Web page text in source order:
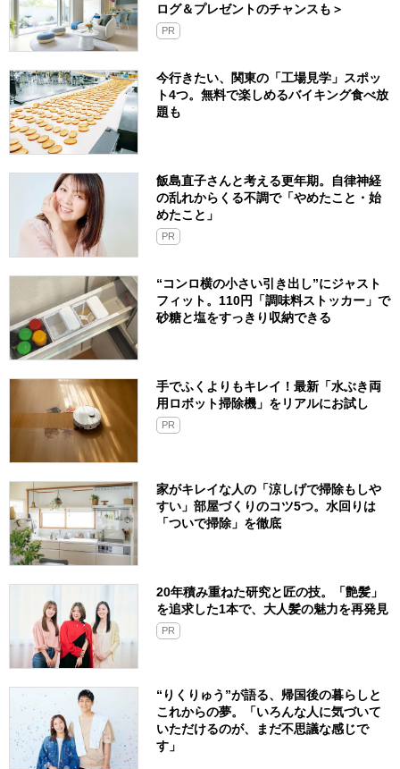
ログ＆プレゼントのチャンスも＞
PR
今行きたい、関東の「工場見学」スポッ
ト4つ。無料で楽しめるバイキング食べ放
題も
飯島直子さんと考える更年期。自律神経
の乱れからくる不調で「やめたこと・始
めたこと」
PR
“コンロ横の小さい引き出し”にジャスト
フィット。110円「調味料ストッカー」で
砂糖と塩をすっきり収納できる
手でふくよりもキレイ！最新「水ぶき両
用ロボット掃除機」をリアルにお試し
PR
家がキレイな人の「涼しげで掃除もしや
すい」部屋づくりのコツ5つ。水回りは
「ついで掃除」を徹底
20年積み重ねた研究と匠の技。「艶髪」
を追求した1本で、大人髪の魅力を再発見
PR
“りくりゅう”が語る、帰国後の暮らしと
これからの夢。「いろんな人に気づいて
いただけるのが、まだ不思議な感じで
す」